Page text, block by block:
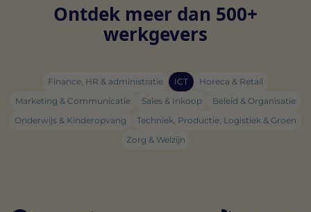
Ontdek meer dan 500+
werkgevers
Finance, HR & administratie ICT
Horeca & Retail
Marketing & Communicatie
Sales & Inkoop
Beleid & Organisatie
Onderwijs & Kinderopvang
Techniek, Productie, Logistiek & Groen
Zorg & Welzijn